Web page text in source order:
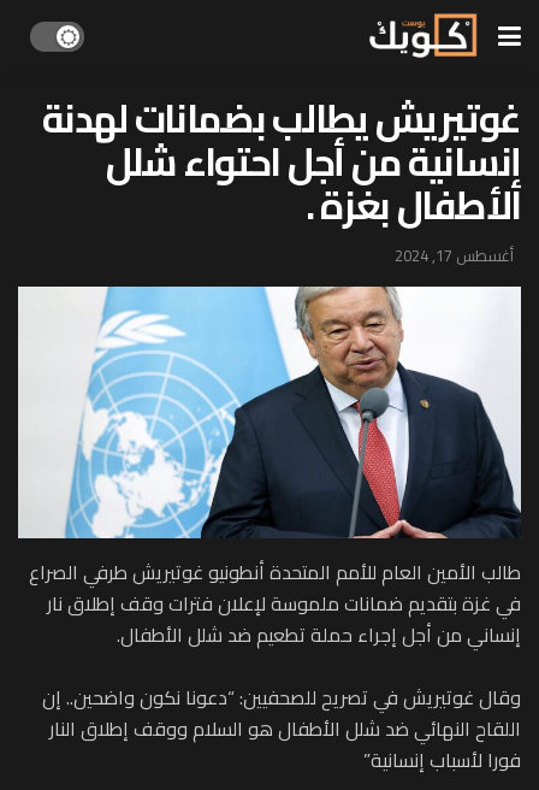
غوتيريش يطالب بضمانات لهدنة
إنسانية من أجل احتواء شلل
الأطفال بغزة .
أغسطس 17, 2024
طالب الأمين العام للأمم المتحدة أنطونيو غوتيريش طرفي الصراع
في غزة بتقديم ضمانات ملموسة لإعلان فترات وقف إطلاق نار
إنساني من أجل إجراء حملة تطعيم ضد شلل الأطفال.
وقال غوتيريش في تصريح للصحفيين: “دعونا نكون واضحين.. إن
اللقاح النهائي ضد شلل الأطفال هو السلام ووقف إطلاق النار
فورا لأسباب إنسانية”